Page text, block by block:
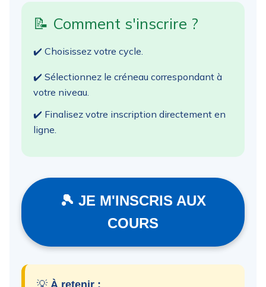
📝 Comment s'inscrire ?
✔️ Choisissez votre cycle.
✔️ Sélectionnez le créneau correspondant à
votre niveau.
✔️ Finalisez votre inscription directement en
ligne.
🎾 JE M'INSCRIS AUX
COURS
💡 À retenir :